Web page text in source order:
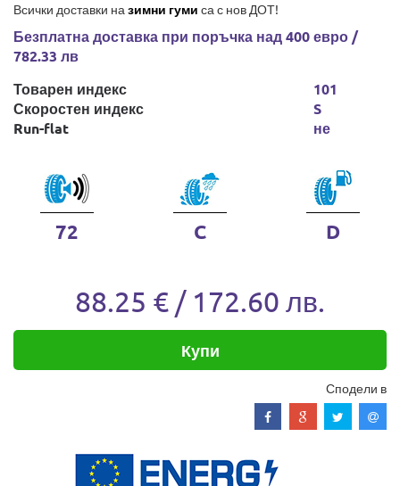
Всички доставки на зимни гуми са с нов ДОТ!
Безплатна доставка при поръчка над 400 евро /
782.33 лв
Товарен индекс
Скоростен индекс
Run-flat
101
S
не
72 C D
88.25 € / 172.60 лв.
Купи
Сподели в